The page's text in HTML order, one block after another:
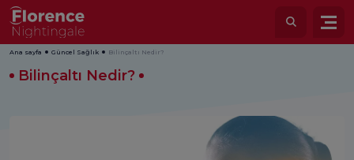
Ana sayfa Güncel Sağlık Bilinçaltı Nedir?
Bilinçaltı Nedir?